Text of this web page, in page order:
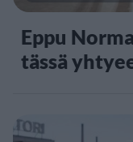
Eppu
tässä